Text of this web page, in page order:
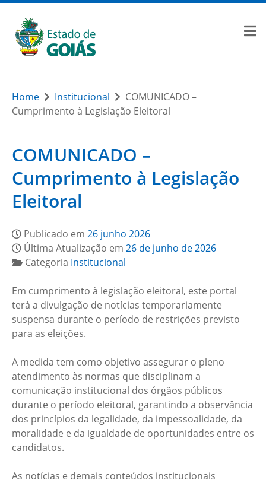
Home Institucional
COMUNICADO –
Cumprimento à Legislação Eleitoral
COMUNICADO –
Cumprimento à Legislação
Eleitoral
Publicado em 26 junho 2026
Última Atualização em 26 de junho de 2026
Categoria Institucional
Em cumprimento à legislação eleitoral, este portal
terá a divulgação de notícias temporariamente
suspensa durante o período de restrições previsto
para as eleições.
A medida tem como objetivo assegurar o pleno
atendimento às normas que disciplinam a
comunicação institucional dos órgãos públicos
durante o período eleitoral, garantindo a observância
dos princípios da legalidade, da impessoalidade, da
moralidade e da igualdade de oportunidades entre os
candidatos.
As notícias e demais conteúdos institucionais